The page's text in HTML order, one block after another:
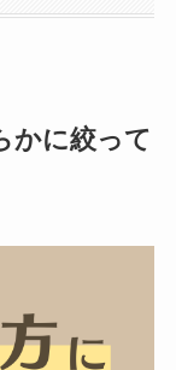
かに絞って